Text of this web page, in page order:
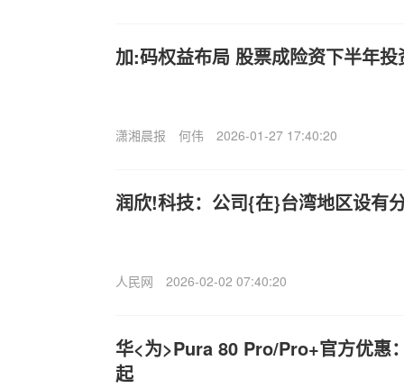
加:码权益布局 股票成险资下半年投
潇湘晨报 何伟 2026-01-27 17:40:20
润欣!科技：公司{在}台湾地区设有
人民网 2026-02-02 07:40:20
华<为>Pura 80 Pro/Pro+官方优惠
起